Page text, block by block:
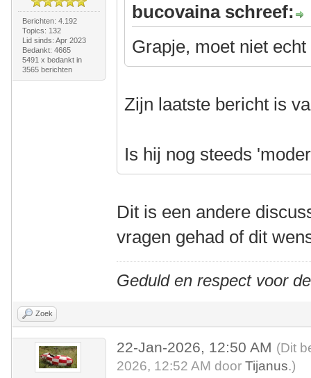
Berichten: 4.192
Topics: 132
Lid sinds: Apr 2023
Bedankt: 4665
5491 x bedankt in
3565 berichten
bucovaina schreef:
Grapje, moet niet
Zijn laatste bericht is
Is hij nog steeds
Dit is een andere
vragen gehad of dit
Geduld en respect voor
Zoek
22-Jan-2026, 12:50 AM (Dit
2026, 12:52 AM doorTijanus.)